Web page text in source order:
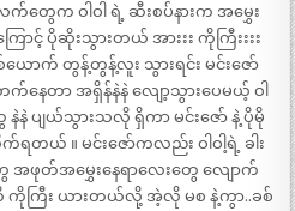
တွေက ဝါဝါ ရဲ့ ဆီးစပ်နားက အမွှေး
ာင့် ပိုဆိုးသွားတယ် အားးး ကိုကြီးးးး
ယောက် တွန့်တွန့်လူး သွားရင်း မင်းဇော်
ေတာ အရှိန်နဲနဲ လျော့သွားပေမယ့် ဝါ
နဲ ပျယ်သွားသလို ရှိကာ မင်းဇော် နဲ့ ပိုမို
ရတယ် ။ မင်းဇော်ကလည်း ဝါဝါ့ရဲ့ ခါး
အဖုတ်အမွှေးနေရာလေးတွေ လျောက်
ကြီး ယားတယ်လို့ အဲ့လို မစ နဲ့ကွာ..ခစ်